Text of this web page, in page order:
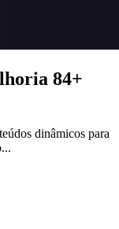
84+
dinâmicos para